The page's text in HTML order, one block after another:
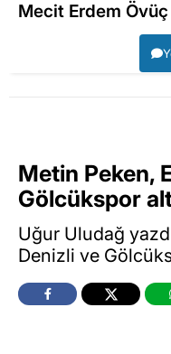
Mecit Erdem Övüç
Metin Peken,
Gölcükspor
Uğur Uludağ
Denizli ve